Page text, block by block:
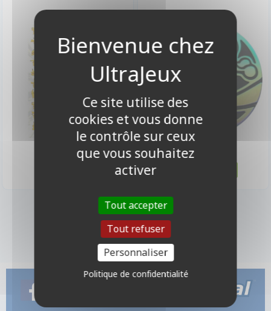
7,90 €
Disponible
0,50 €
Disponible
2 produits
Ce site utilise des
cookies et vous donne
le contrôle sur ceux
que vous souhaitez
activer
Tout accepter
Tout refuser
Personnaliser
Politique de confidentialité